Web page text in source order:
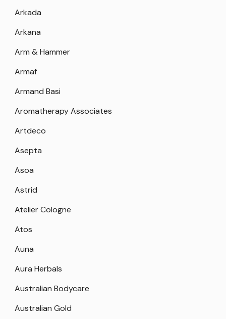
Arkada
Arkana
Arm & Hammer
Armaf
Armand Basi
Aromatherapy Associates
Artdeco
Asepta
Asoa
Astrid
Atelier Cologne
Atos
Auna
Aura Herbals
Australian Bodycare
Australian Gold